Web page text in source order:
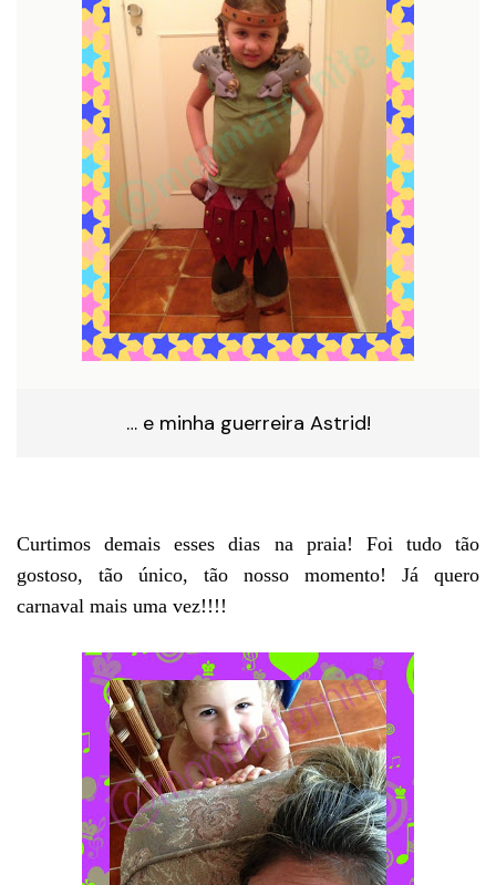
… e minha guerreira Astrid!
Curtimos demais esses dias na praia! Foi tudo tão
gostoso, tão único, tão nosso momento! Já quero
carnaval mais uma vez!!!!